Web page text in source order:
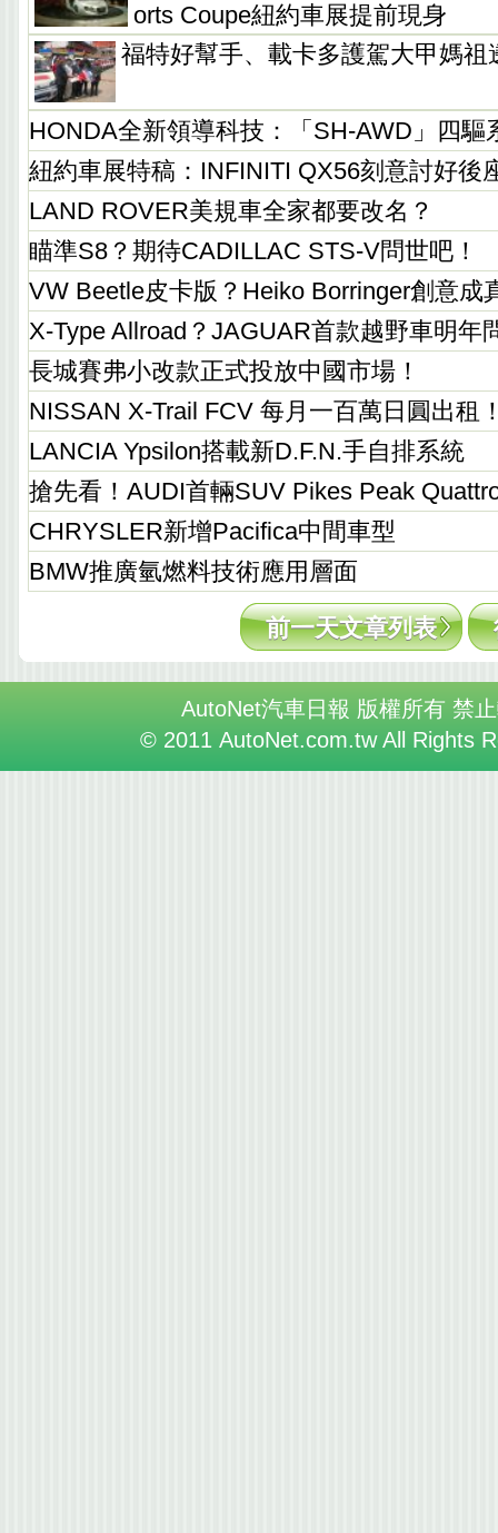
orts Coupe紐約車展提前現身
福特好幫手、載卡多護駕大甲媽祖
HONDA全新領導科技：「SH-AWD」四驅
紐約車展特稿：INFINITI QX56刻意討好後
LAND ROVER美規車全家都要改名？
瞄準S8？期待CADILLAC STS-V問世吧！
VW Beetle皮卡版？Heiko Borringer創意成
X-Type Allroad？JAGUAR首款越野車明年
長城賽弗小改款正式投放中國市場！
NISSAN X-Trail FCV 每月一百萬日圓出租
LANCIA Ypsilon搭載新D.F.N.手自排系統
搶先看！AUDI首輛SUV Pikes Peak
CHRYSLER新增Pacifica中間車型
BMW推廣氫燃料技術應用層面
前一天文章列表
AutoNet汽車日報 版權所有 禁
© 2011 AutoNet.com.tw All Rights